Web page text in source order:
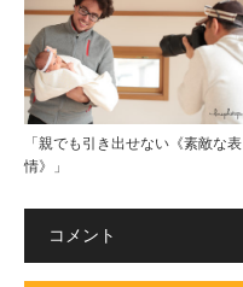
「親でも引き出せない《素敵な表
情》」
コメント